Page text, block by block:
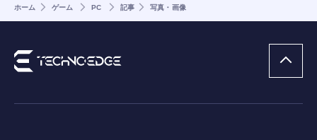
ホーム ゲーム PC 記事 写真・画像